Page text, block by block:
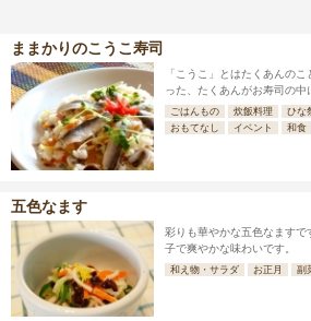
ままかりのこうこ寿司
「こうこ」とはたくあんの
った、たくあんがお寿司の中
ごはんもの 炊飯料理 ひな
おもてなし
イベント 和食
五色なます
彩りも華やかな五色なます
子で爽やかな味わいです。
和え物・サラダ お正月 副